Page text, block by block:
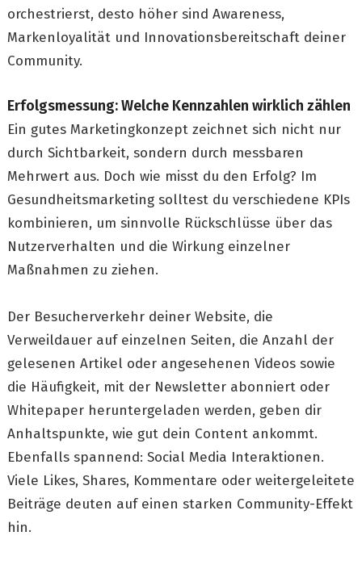
orchestrierst, desto höher sind Awareness,
Markenloyalität und Innovationsbereitschaft deiner
Community.
Erfolgsmessung: Welche Kennzahlen wirklich zählen
Ein gutes Marketingkonzept zeichnet sich nicht nur
durch Sichtbarkeit, sondern durch messbaren
Mehrwert aus. Doch wie misst du den Erfolg? Im
Gesundheitsmarketing solltest du verschiedene KPIs
kombinieren, um sinnvolle Rückschlüsse über das
Nutzerverhalten und die Wirkung einzelner
Maßnahmen zu ziehen.
Der Besucherverkehr deiner Website, die
Verweildauer auf einzelnen Seiten, die Anzahl der
gelesenen Artikel oder angesehenen Videos sowie
die Häufigkeit, mit der Newsletter abonniert oder
Whitepaper heruntergeladen werden, geben dir
Anhaltspunkte, wie gut dein Content ankommt.
Ebenfalls spannend: Social Media Interaktionen.
Viele Likes, Shares, Kommentare oder weitergeleitete
Beiträge deuten auf einen starken Community-Effekt
hin.